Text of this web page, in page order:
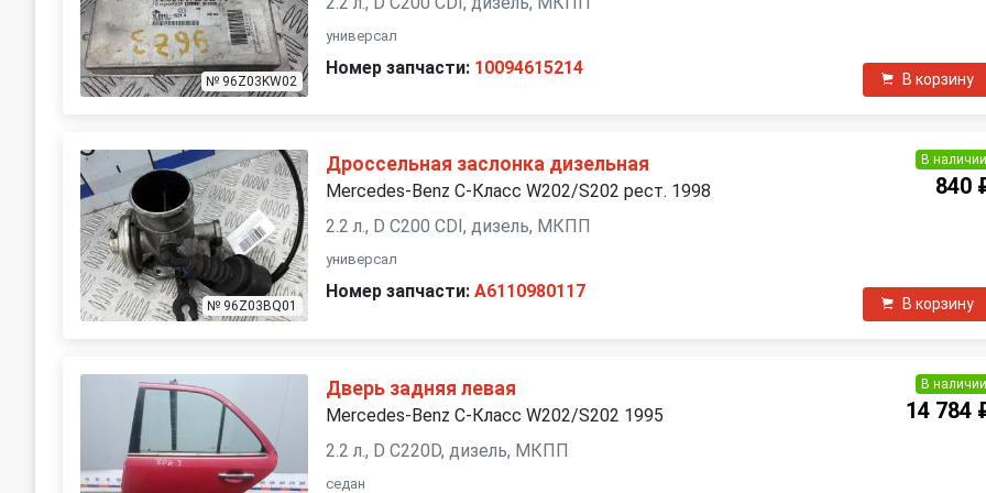
№ 96Z03KW02
универсал
Номер запчасти: 10094615214
В корзину
№ 96Z03BQ01
Дроссельная заслонка дизельная
Mercedes-Benz C-Класс W202/S202 рест. 1998
2.2 л., D C200 CDI, дизель, МКПП
универсал
Номер запчасти: A6110980117
В наличии
840
В корзину
Дверь задняя левая
Mercedes-Benz C-Класс W202/S202 1995
2.2 л., D C220D, дизель, МКПП
седан
В наличии
14 784